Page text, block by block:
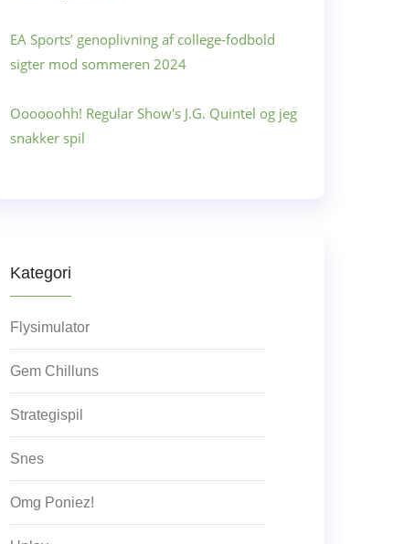
EA Sports’ genoplivning af college-fodbold
sigter mod sommeren 2024
Oooooohh! Regular Show's J.G. Quintel og jeg
snakker spil
Kategori
Flysimulator
Gem Chilluns
Strategispil
Snes
Omg Poniez!